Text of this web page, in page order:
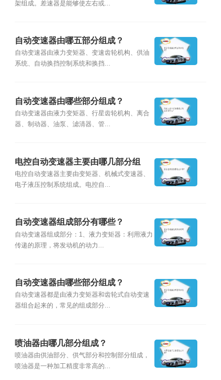
架组成。差速器是能够使左右或...
自动变速器由哪五部分组成？
自动变速器由液力变矩器、变速齿轮机构、供油
系统、自动换挡控制系统和换挡...
自动变速器由哪些部分组成？
自动变速器由液力变矩器、行星齿轮机构、离合
器、制动器、油泵、滤清器、管...
电控自动变速器主要由哪几部分组
成？
电控自动变速器主要由变矩器、机械式变速器、
电子液压控制系统组成。电控自...
自动变速器组成部分有哪些？
自动变速器组成部分：1、液力变矩器：利用液力
传递的原理，将发动机的动力...
自动变速器由哪些部分组成？
自动变速器都是由液力变矩器和齿轮式自动变速
器组合起来的，常见的组成部分...
喷油器由哪几部分组成？
喷油器由供油部分、供气部分和控制部分组成，
喷油器是一种加工精度非常高的...